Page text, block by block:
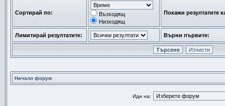
Сортирай по:
Възходящ
Низходящ
Покажи резултатите
Лимитирай резултатите: Върни първите:
Начало форум
Иди на: